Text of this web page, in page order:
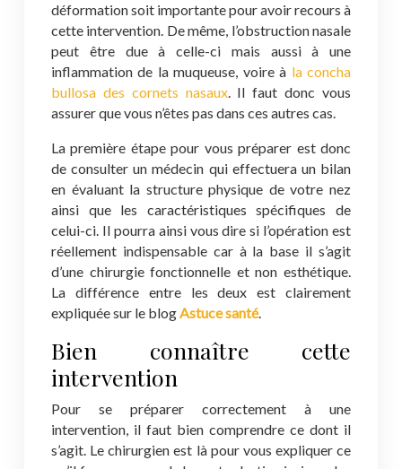
déformation soit importante pour avoir recours à
cette intervention. De même, l’obstruction nasale
peut être due à celle-ci mais aussi à une
inflammation de la muqueuse, voire à la concha
bullosa des cornets nasaux. Il faut donc vous
assurer que vous n’êtes pas dans ces autres cas.
La première étape pour vous préparer est donc
de consulter un médecin qui effectuera un bilan
en évaluant la structure physique de votre nez
ainsi que les caractéristiques spécifiques de
celui-ci. Il pourra ainsi vous dire si l’opération est
réellement indispensable car à la base il s’agit
d’une chirurgie fonctionnelle et non esthétique.
La différence entre les deux est clairement
expliquée sur le blogAstuce santé.
Bien connaître cette
intervention
Pour se préparer correctement à une
intervention, il faut bien comprendre ce dont il
s’agit. Le chirurgien est là pour vous expliquer ce